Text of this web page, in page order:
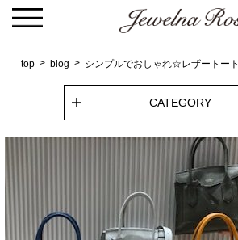
top blog シンプルでおしゃれ☆レザートート
CATEGORY